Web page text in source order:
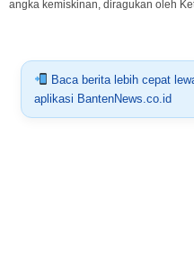
angka kemiskinan, diragukan oleh
Baca berita lebih cepat
aplikasi BantenNews.co.id